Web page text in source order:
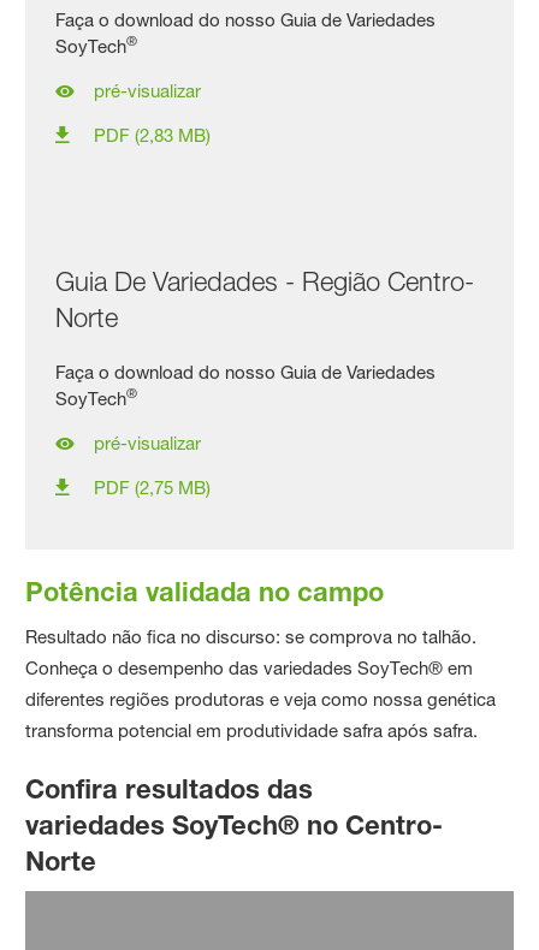
Faça o download do nosso Guia de Variedades
SoyTech®
pré-visualizar
PDF (2,83 MB)
Guia De Variedades - Região Centro-
Norte
Faça o download do nosso Guia de Variedades
SoyTech®
pré-visualizar
PDF (2,75 MB)
Potência validada no campo
Resultado não fica no discurso: se comprova no talhão.
Conheça o desempenho das variedades SoyTech® em
diferentes regiões produtoras e veja como nossa genética
transforma potencial em produtividade safra após safra.
Confira resultados das
variedades SoyTech® no Centro-
Norte